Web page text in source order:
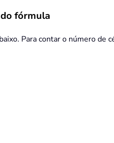
fórmula
Para contar o número de